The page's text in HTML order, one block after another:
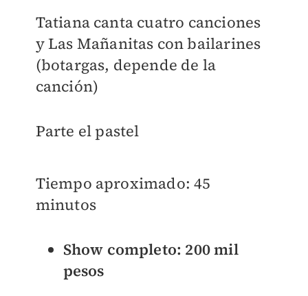
Tatiana canta cuatro canciones
y Las Mañanitas con bailarines
(botargas, depende de la
canción)
Parte el pastel
Tiempo aproximado: 45
minutos
Show completo: 200 mil
pesos